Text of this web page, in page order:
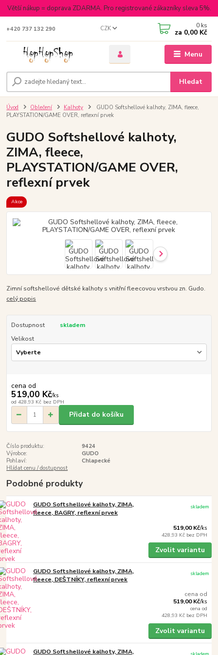
Větší nákup = doprava ZDARMA. Pro registrované zákazníky sleva 5%.
Menu
CZK
Hledat
+420 737 132 290 0 ks
za 0,00 Kč
Úvod Oblečení Kalhoty
GUDO Softshellové kalhoty, ZIMA, fleece,
PLAYSTATION/GAME OVER, reflexní prvek
GUDO Softshellové kalhoty,
ZIMA, fleece,
PLAYSTATION/GAME OVER,
reflexní prvek
Akce
Zimní softshellové dětské kalhoty s vnitřní fleecovou vrstvou zn. Gudo.
celý popis
Dostupnost
skladem
Velikost
cena od
519,00 Kč/ks
od 428,93 Kč bez DPH
Přidat do košíku
Číslo produktu:
9424
Výrobce:
GUDO
Pohlaví:
Chlapecké
Hlídat cenu / dostupnost
Podobné produkty
GUDO Softshellové kalhoty, ZIMA,
fleece, BAGRY, reflexní prvek
519,00 Kč/ks
428,93 Kč bez DPH
skladem
Zvolit variantu
GUDO Softshellové kalhoty, ZIMA,
fleece, DEŠTNÍKY, reflexní prvek
cena od
519,00 Kč/ks
cena od
428,93 Kč bez DPH
skladem
Zvolit variantu
GUDO Softshellové kalhoty, ZIMA,